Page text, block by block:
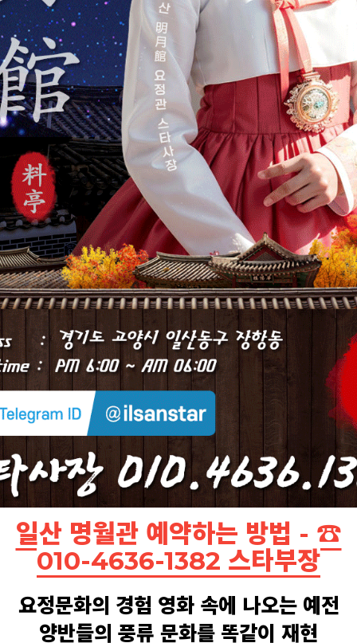
일산 명월관 예약하는 방법 - ☎
010-4636-1382 스타부장
요정문화의 경험 영화 속에 나오는 예전
양반들의 풍류 문화를 똑같이 재현